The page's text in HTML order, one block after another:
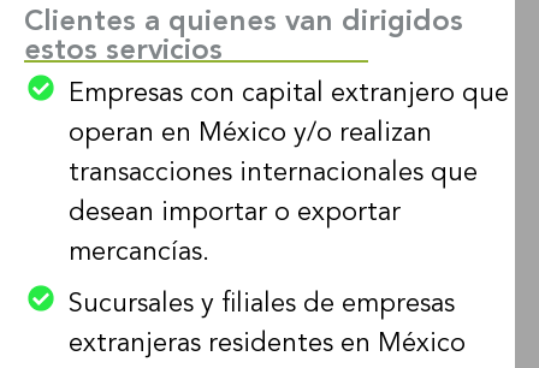
Clientes a quienes van dirigidos
estos servicios
Empresas con capital extranjero que
operan en México y/o realizan
transacciones internacionales que
desean importar o exportar
mercancías.
Sucursales y filiales de empresas
extranjeras residentes en México